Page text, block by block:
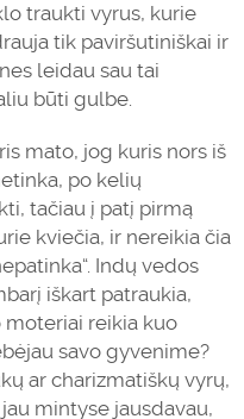
traukti vyrus, kurie
tik paviršutiniškai ir
leidau sau tai
būti gulbe.
mato, jog kuris nors iš
po kelių
tačiau į patį pirmą
kviečia, ir nereikia čia
Indų vedos
iškart patraukia,
moteriai reikia kuo
savo gyvenime?
ar charizmatiškų vyrų,
mintyse jausdavau,